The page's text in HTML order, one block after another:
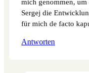
mich genommen,
Sergej die
für mich de facto
Antworten